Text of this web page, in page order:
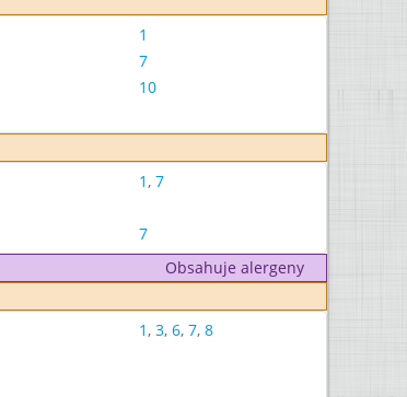
1
7
10
1, 7
7
Obsahuje alergeny
1, 3, 6, 7, 8